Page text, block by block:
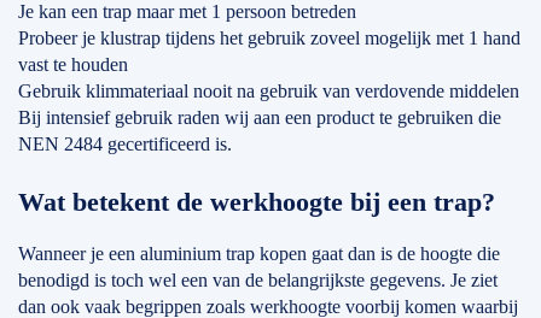
Je kan een trap maar met 1 persoon betreden
Probeer je klustrap tijdens het gebruik zoveel mogelijk met 1 hand
vast te houden
Gebruik klimmateriaal nooit na gebruik van verdovende middelen
Bij intensief gebruik raden wij aan een product te gebruiken die
NEN 2484 gecertificeerd is.
Wat betekent de werkhoogte bij een trap?
Wanneer je een aluminium trap kopen gaat dan is de hoogte die
benodigd is toch wel een van de belangrijkste gegevens. Je ziet
dan ook vaak begrippen zoals werkhoogte voorbij komen waarbij